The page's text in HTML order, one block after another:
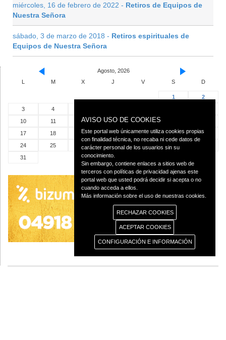
miércoles, 16 de febrero de 2022 - Retiros de Equipos de
Nuestra Señora
sábado, 3 de marzo de 2018 - Retiros espirituales de
Equipos de Nuestra Señora
Agosto, 2026
L
M X J V S D
1
2
3
4
10
11 12 13 14
17
18 19 20 21 22
23
24
25 26 27 28 29
31
AVISO USO DE COOKIES
Este portal web únicamente utiliza cookies propias
con finalidad técnica, no recaba ni cede datos de
carácter personal de los usuarios sin su
conocimiento.
Sin embargo, contiene enlaces a sitios web de
terceros con políticas de privacidad ajenas este
portal web que usted podrá decidir si acepta o no
cuando acceda a ellos.
Más información sobre el uso de nuestras cookies.
RECHAZAR COOKIES
ACEPTAR COOKIES
CONFIGURACIÓN E INFORMACIÓN